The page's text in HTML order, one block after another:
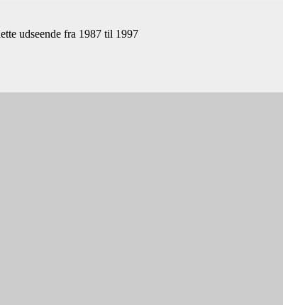
udseende fra 1987 til 1997